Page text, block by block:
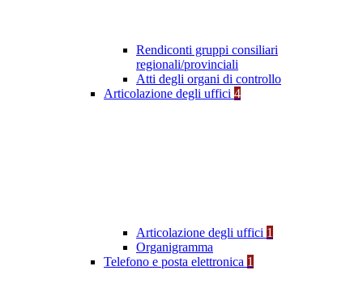
Rendiconti gruppi consiliari
regionali/provinciali
Atti degli organi di controllo
Articolazione degli uffici 4
Articolazione degli uffici 1
Organigramma
Telefono e posta elettronica 1